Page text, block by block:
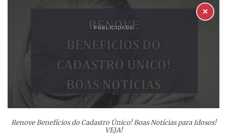
PUBLICIDADE
✕
Renove Benefícios do Cadastro Único! Boas Notícias para Idosos!
VEJA!